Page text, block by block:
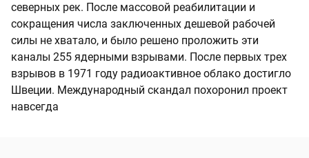
северных рек. После массовой реабилитации и
сокращения числа заключенных дешевой рабочей
силы не хватало, и было решено проложить эти
каналы 255 ядерными взрывами. После первых трех
взрывов в 1971 году радиоактивное облако достигло
Швеции. Международный скандал похоронил проект
навсегда